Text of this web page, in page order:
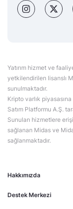
Hakkımızda
Destek Merkezi
Yatırım hizmet ve
yetkilendirilen lisanslı
sunulmaktadır.
Kripto varlık
Satım Platformu A.Ş.
Sunulan hizmetlere
sağlanan Midas ve
sağlanmaktadır.